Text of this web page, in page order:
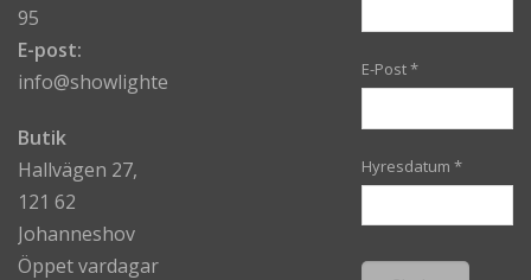
95
E-post:
info@showlighters.se
Butik
Hallvägen 27,
121 62
Johanneshov
Öppet vardagar
E-Post*
Hyresdatum *